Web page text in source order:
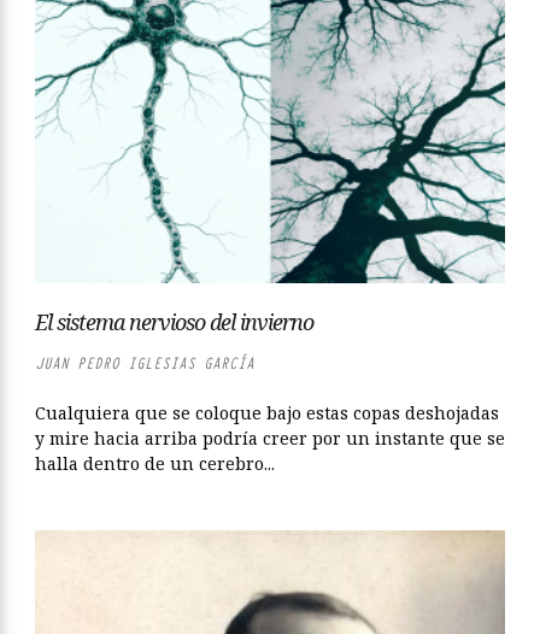
El sistema nervioso del invierno
JUAN PEDRO IGLESIAS GARCÍA
Cualquiera que se coloque bajo estas copas deshojadas
y mire hacia arriba podría creer por un instante que se
halla dentro de un cerebro...